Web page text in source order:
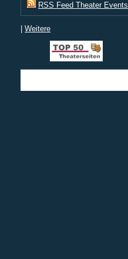
RSS Feed Theater Events
| Weitere